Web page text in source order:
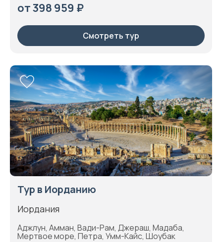
от 398 959 ₽
Смотреть тур
Тур в Иорданию
Иордания
Аджлун, Амман, Вади-Рам, Джераш, Мадаба,
Мертвое море, Петра, Умм-Кайс, Шоубак